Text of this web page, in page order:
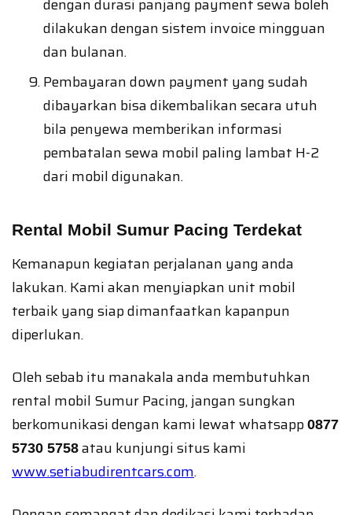
dengan durasi panjang payment sewa boleh
dilakukan dengan sistem invoice mingguan
dan bulanan.
Pembayaran down payment yang sudah
dibayarkan bisa dikembalikan secara utuh
bila penyewa memberikan informasi
pembatalan sewa mobil paling lambat H-2
dari mobil digunakan.
Rental Mobil Sumur Pacing Terdekat
Kemanapun kegiatan perjalanan yang anda
lakukan. Kami akan menyiapkan unit mobil
terbaik yang siap dimanfaatkan kapanpun
diperlukan.
Oleh sebab itu manakala anda membutuhkan
rental mobil Sumur Pacing, jangan sungkan
berkomunikasi dengan kami lewat whatsapp 0877
5730 5758 atau kunjungi situs kami
www.setiabudirentcars.com.